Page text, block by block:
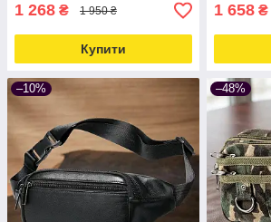
1 268 ₴ 1 950 ₴
Купити
1 658 ₴
–10% –48%